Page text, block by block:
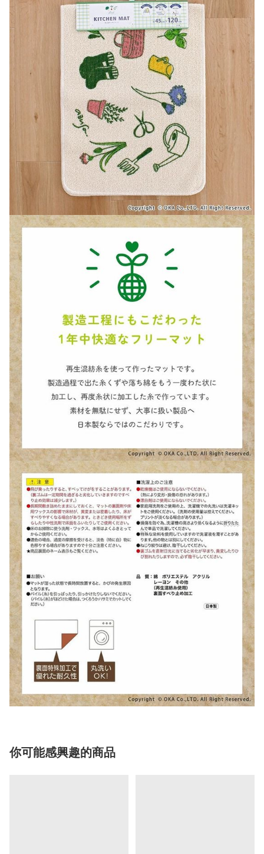
你可能感興趣的商品